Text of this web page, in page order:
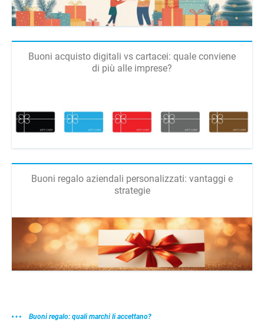
Buoni acquisto digitali vs cartacei: quale conviene
di più alle imprese?
Buoni regalo aziendali personalizzati: vantaggi e
strategie
Buoni regalo: quali marchi li accettano?